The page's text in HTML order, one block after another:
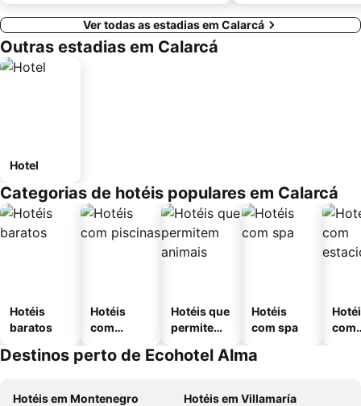
Ver todas as estadias em Calarcá
Outras estadias em Calarcá
Hotel
Categorias de hotéis populares em Calarcá
Hotéis
baratos
Hotéis
com
Hotéis que
permitem
Hotéis
com spa
com
Destinos perto de Ecohotel Alma
Hotéis em Montenegro
Hotéis em Villamaría